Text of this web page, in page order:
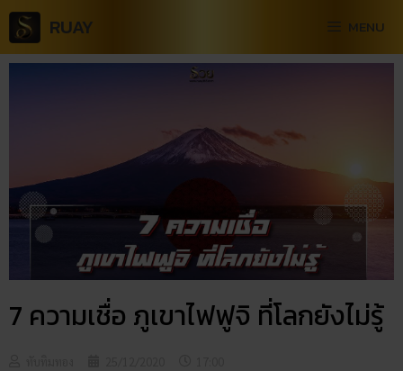
RUAY MENU
7 ความเชื่อ ภูเขาไฟฟูจิ ที่โลกยังไม่รู้